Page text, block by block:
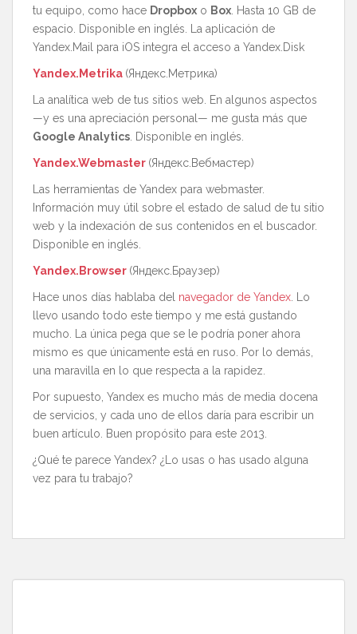
tu equipo, como hace Dropbox o Box. Hasta 10 GB de
espacio. Disponible en inglés. La aplicación de
Yandex.Mail para iOS integra el acceso a Yandex.Disk
Yandex.Metrika (Яндекс.Метрика)
La analítica web de tus sitios web. En algunos aspectos
—y es una apreciación personal— me gusta más que
Google Analytics. Disponible en inglés.
Yandex.Webmaster (Яндекс.Вебмастер)
Las herramientas de Yandex para webmaster.
Información muy útil sobre el estado de salud de tu sitio
web y la indexación de sus contenidos en el buscador.
Disponible en inglés.
Yandex.Browser (Яндекс.Браузер)
Hace unos días hablaba del navegador de Yandex. Lo
llevo usando todo este tiempo y me está gustando
mucho. La única pega que se le podría poner ahora
mismo es que únicamente está en ruso. Por lo demás,
una maravilla en lo que respecta a la rapidez.
Por supuesto, Yandex es mucho más de media docena
de servicios, y cada uno de ellos daría para escribir un
buen artículo. Buen propósito para este 2013.
¿Qué te parece Yandex? ¿Lo usas o has usado alguna
vez para tu trabajo?